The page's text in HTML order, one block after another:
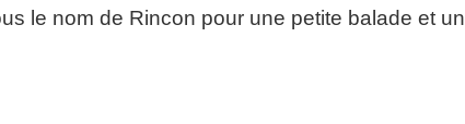
le nom de Rincon pour une petite balade et un